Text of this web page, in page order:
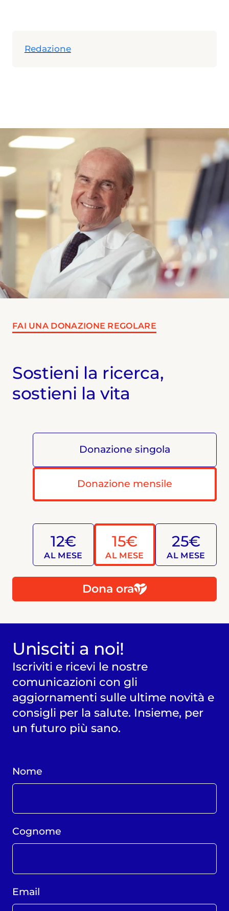
Redazione
FAI UNA DONAZIONE REGOLARE
Sostieni la ricerca,
sostieni la vita
Donazione singola
Donazione mensile
12€
AL MESE
15€
AL MESE
25€
AL MESE
Dona ora
Unisciti a noi!
Iscriviti e ricevi le nostre
comunicazioni con gli
aggiornamenti sulle ultime novità e
consigli per la salute. Insieme, per
un futuro più sano.
Nome
Cognome
Email